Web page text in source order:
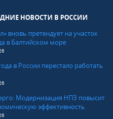
НОВОСТИ В РОССИИ
вновь претендует на участок
в Балтийском море
в России перестало работать
Модернизация НПЗ повысит
эффективность